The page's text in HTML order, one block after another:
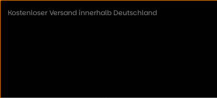
Hauptinhalt springen
Zur Hauptnavigation springen
Kostenloser Versand innerhalb Deutschland